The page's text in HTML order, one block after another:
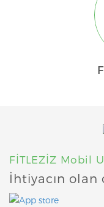
FİTLEZİZ Mobil
İhtiyacın olan